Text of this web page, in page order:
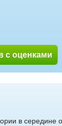
с оценками
в середине